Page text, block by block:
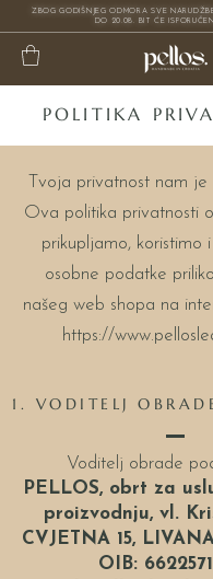
ZBOG GODIŠNJEG ODMORA SVE
DO 20.08. BIT ĆE
POLITIKA
Tvoja privatnost nam je
Ova politika privatnosti
prikupljamo, koristimo
osobne podatke
našeg web shopa na
https://
1. VODITELJ
Voditelj obrade
PELLOS, obrt za
proizvodnju, vl.
CVJETNA 15,
OIB: